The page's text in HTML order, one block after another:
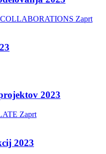
Zaprt
2023
Zaprt
2023